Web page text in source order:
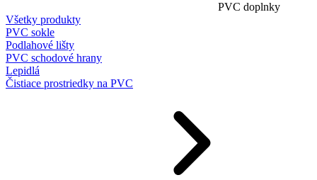
PVC doplnky
Všetky produkty
PVC sokle
Podlahové lišty
PVC schodové hrany
Lepidlá
Čistiace prostriedky na PVC